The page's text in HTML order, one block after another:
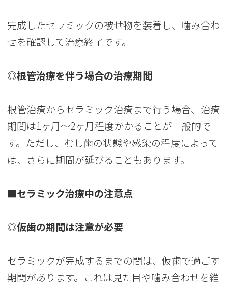
完成したセラミックの被せ物を装着し、噛み合わ
せを確認して治療終了です。
◎根管治療を伴う場合の治療期間
根管治療からセラミック治療まで行う場合、治療
期間は1ヶ月〜2ヶ月程度かかることが一般的で
す。ただし、むし歯の状態や感染の程度によって
は、さらに期間が延びることもあります。
■セラミック治療中の注意点
◎仮歯の期間は注意が必要
セラミックが完成するまでの間は、仮歯で過ごす
期間があります。これは見た目や噛み合わせを維